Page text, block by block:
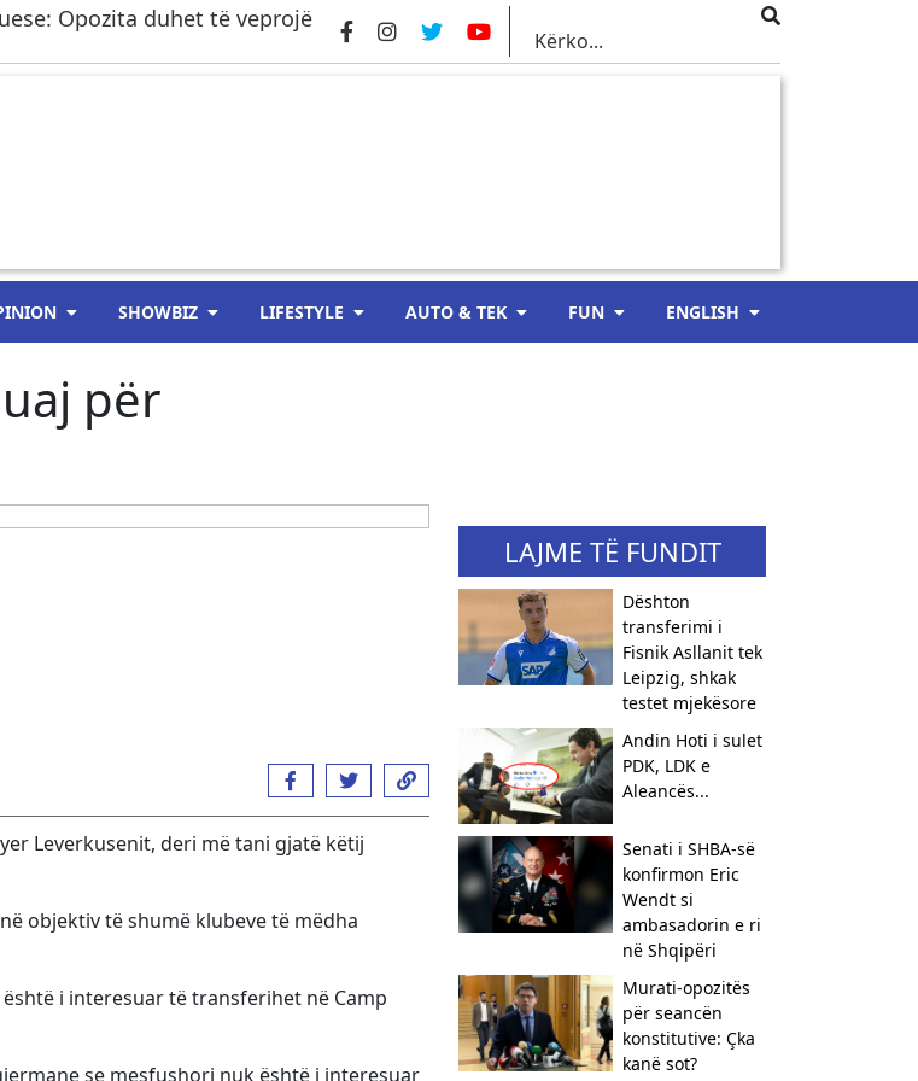
Opozita duhet të veprojë
SHOWBIZ LIFESTYLE AUTO & TEK FUN ENGLISH
për
Leverkusenit, deri më tani gjatë këtij
objektiv të shumë klubeve të mëdha
i interesuar të transferihet në Camp
se mesfushori nuk është i interesuar
LAJME TË FUNDIT
Dështon
transferimi i
Fisnik Asllanit tek
Leipzig, shkak
testet mjekësore
Andin Hoti i sulet
PDK, LDK e
Aleancës...
Senati i SHBA-së
konfirmon Eric
Wendt si
ambasadorin e ri
në Shqipëri
​Murati-opozitës
për seancën
konstitutive: Çka
kanë sot?